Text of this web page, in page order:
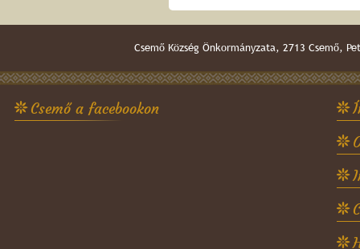
Csemő Község Önkormányzata, 2713
Csemő a facebookon